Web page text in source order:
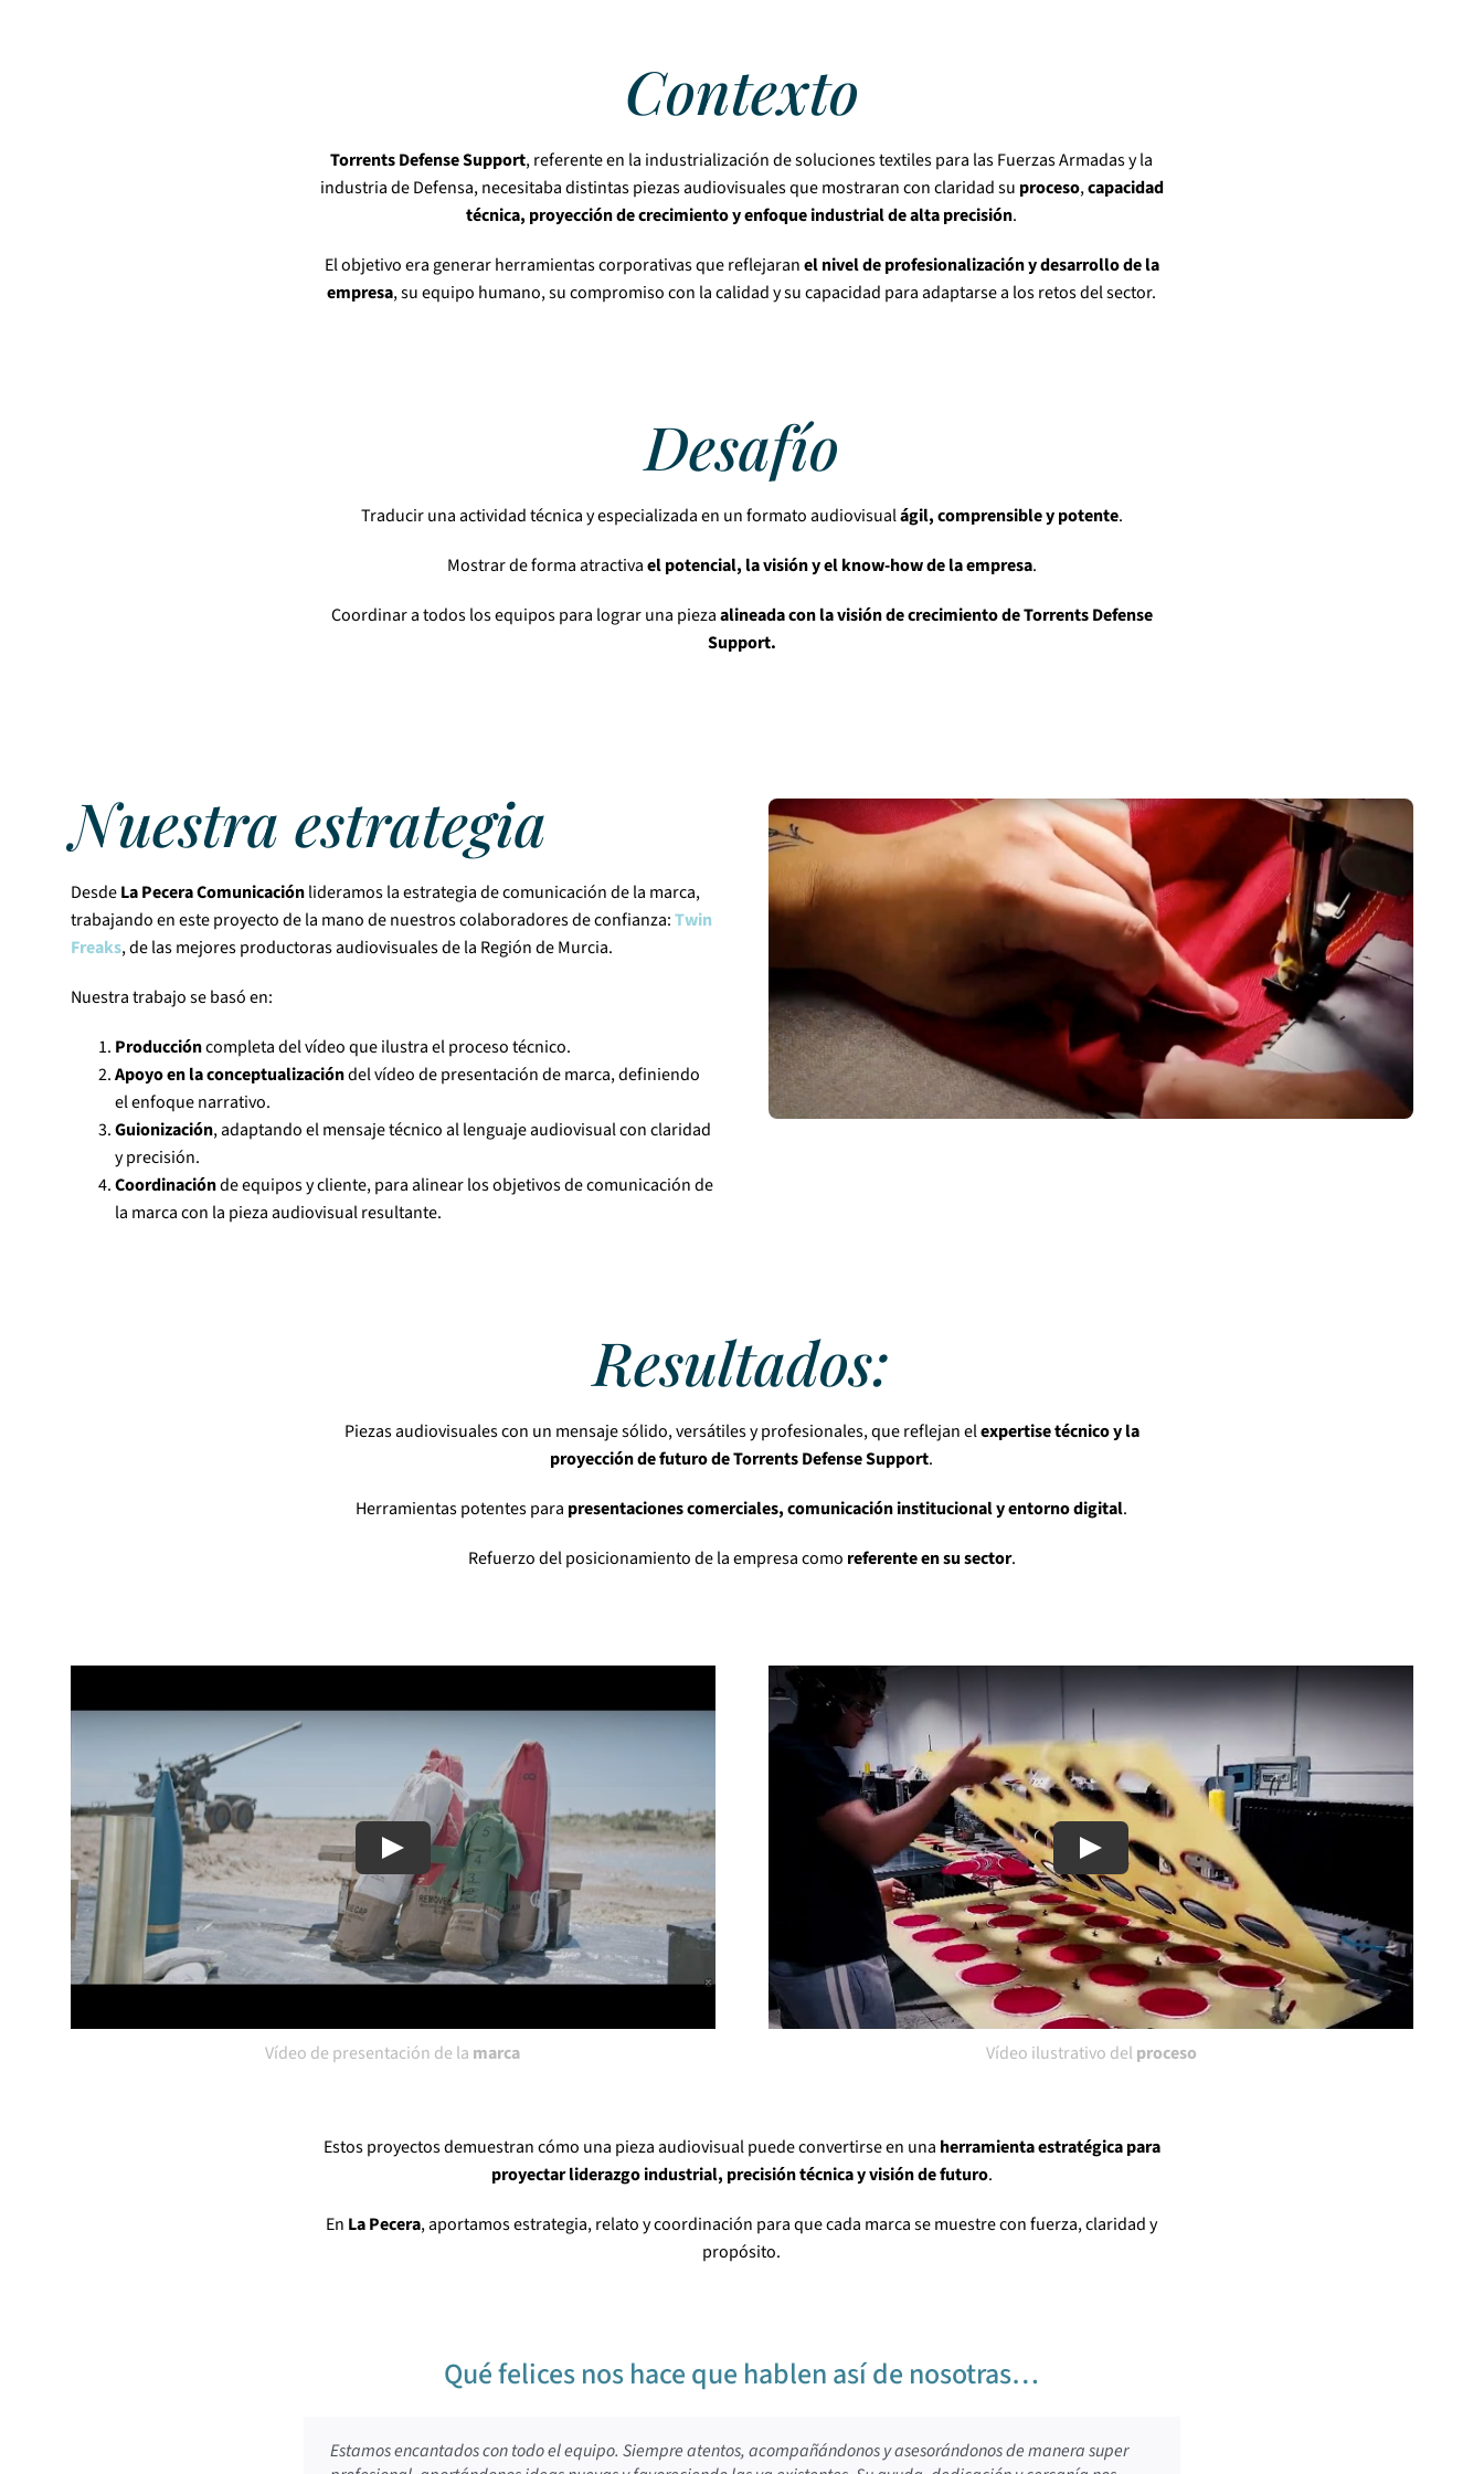
Contexto
Torrents Defense Support, referente en la industrialización de soluciones textiles para las Fuerzas Armadas y la
industria de Defensa, necesitaba distintas piezas audiovisuales que mostraran con claridad su proceso,capacidad
técnica, proyección de crecimiento y enfoque industrial de alta precisión.
El objetivo era generar herramientas corporativas que reflejaranel nivel de profesionalización y desarrollo de la
empresa, su equipo humano, su compromiso con la calidad y su capacidad para adaptarse a los retos del sector.
Desafío
Traducir una actividad técnica y especializada en un formato audiovisualágil, comprensible y potente.
Mostrar de forma atractivael potencial, la visión y el know-how de la empresa.
Coordinar a todos los equipos para lograr una piezaalineada con la visión de crecimiento de TorrentsDefense
Support.
Nuestra estrategia
DesdeLa Pecera Comunicaciónlideramos la estrategia de comunicación de la marca,
trabajando en este proyecto de la mano de nuestros colaboradores de confianza:Twin
Freaks, de las mejores productoras audiovisuales de la Región de Murcia.
Nuestra trabajo se basó en:
Produccióncompleta del vídeo que ilustra el proceso técnico.
Apoyo en la conceptualizacióndel vídeo de presentación de marca, definiendo
el enfoque narrativo.
Guionización, adaptando el mensaje técnico al lenguaje audiovisual con claridad
y precisión.
Coordinaciónde equipos y cliente, para alinear los objetivos de comunicación de
la marca con la pieza audiovisual resultante.
Resultados:
Piezas audiovisuales con un mensaje sólido, versátiles y profesionales, que reflejan elexpertise técnico y la
proyección de futuro de Torrents Defense Support.
Herramientas potentes para presentaciones comerciales, comunicación institucional y entorno digital.
Refuerzo del posicionamiento de la empresa como referente en su sector.
Play
Vídeo de presentación de la marca
Play
Vídeo ilustrativo delproceso
Estos proyectos demuestran cómo una pieza audiovisual puede convertirse en una herramienta estratégica para
proyectar liderazgo industrial, precisión técnica y visión de futuro.
En La Pecera, aportamos estrategia, relato y coordinación para que cada marca se muestre con fuerza, claridad y
propósito.
Qué felices nos hace que hablen así de nosotras…
Estamos encantados con todo el equipo. Siempre atentos, acompañándonos y asesorándonos de manera super
Desde nuestra productora no podemos más que agradecer la confianza y grandísimo trabajo que realizaron desde